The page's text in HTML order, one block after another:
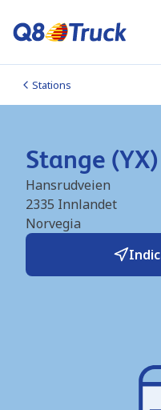
Stations
Stange
Hansrudveien
2335 Innlandet
Norvegia